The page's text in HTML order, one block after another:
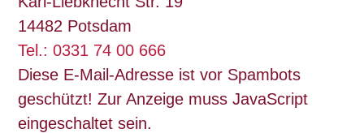
14482 Potsdam
Tel.: 0331 74 00 666
Diese E-Mail-Adresse ist vor Spambots
geschützt! Zur Anzeige muss JavaScript
eingeschaltet sein.